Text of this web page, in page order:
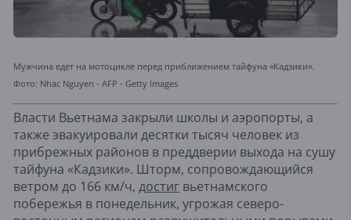
Мужчина едет на мотоцикле перед приближением тайфуна «Кадзики».
Фото: Nhac Nguyen - AFP - Getty Images
Власти Вьетнама закрыли школы и аэропорты, а
также эвакуировали десятки тысяч человек из
прибрежных районов в преддверии выхода на сушу
тайфуна «Кадзики». Шторм, сопровождающийся
ветром до 166 км/ч, достиг вьетнамского
побережья в понедельник, угрожая северо-